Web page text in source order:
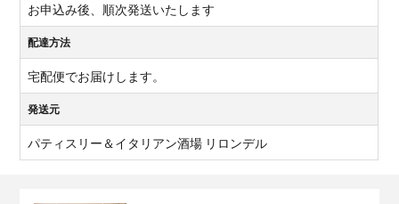
お申込み後、順次発送いたします
配達方法
宅配便でお届けします。
発送元
パティスリー＆イタリアン酒場 リロンデル